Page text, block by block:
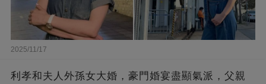
2025/11/17
利孝和夫人外孫女大婚，豪門婚宴盡顯氣派，父親